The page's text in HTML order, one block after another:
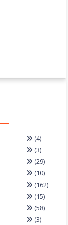
(4)
(3)
(29)
(10)
(162)
(15)
(58)
(3)